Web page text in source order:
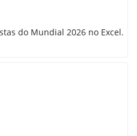
do Mundial 2026 no Excel.